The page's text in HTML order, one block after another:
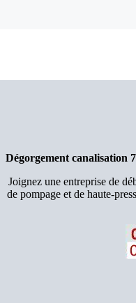
Dégorgement canalisation
Joignez une entreprise de
de pompage et de haute-